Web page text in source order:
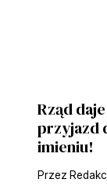
Rząd
przyjazd
imieniu!
Przez